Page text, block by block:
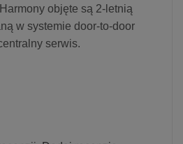
objęte są 2-letnią
w systemie door-to-door
serwis.